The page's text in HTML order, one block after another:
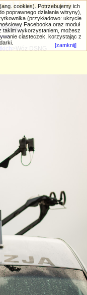
;) inna galeria
>Wóz DSNG
cookies). Potrzebujemy ich
poprawnego działania witryny),
(przykładowo: ukrycie
Facebooka oraz moduł
takim wykorzystaniem, możesz
ciasteczek, korzystając z
[zamknij]